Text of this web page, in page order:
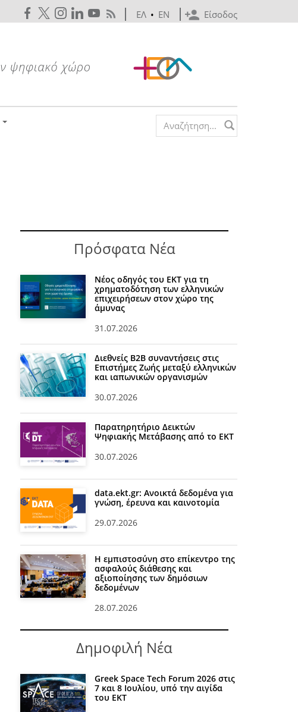
Είσοδος
ΕΛ • EN
Search form
Πρόσφατα Νέα
Νέος οδηγός του ΕΚΤ για τη
χρηματοδότηση των ελληνικών
επιχειρήσεων στον χώρο της
άμυνας
31.07.2026
Διεθνείς Β2Β συναντήσεις στις
Επιστήμες Ζωής μεταξύ ελληνικών
και ιαπωνικών οργανισμών
30.07.2026
Παρατηρητήριο Δεικτών
Ψηφιακής Μετάβασης από το ΕΚΤ
30.07.2026
data.ekt.gr: Ανοικτά δεδομένα για
γνώση, έρευνα και καινοτομία
29.07.2026
Η εμπιστοσύνη στο επίκεντρο της
ασφαλούς διάθεσης και
αξιοποίησης των δημόσιων
δεδομένων
28.07.2026
Δημοφιλή Νέα
Greek Space Tech Forum 2026 στις
7 και 8 Ιουλίου, υπό την αιγίδα
του ΕΚΤ